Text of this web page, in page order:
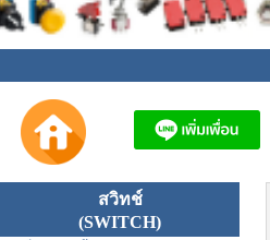
สวิทช์
(SWITCH)